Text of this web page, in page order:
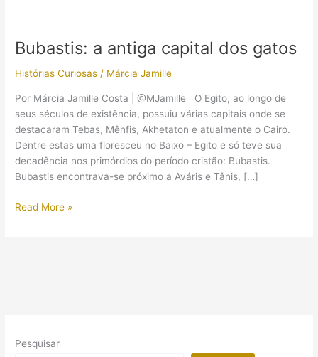
Bubastis: a antiga capital dos gatos
Histórias Curiosas / Márcia Jamille
Por Márcia Jamille Costa | @MJamille O Egito, ao longo de
seus séculos de existência, possuiu várias capitais onde se
destacaram Tebas, Mênfis, Akhetaton e atualmente o Cairo.
Dentre estas uma floresceu no Baixo – Egito e só teve sua
decadência nos primórdios do período cristão: Bubastis.
Bubastis encontrava-se próximo a Aváris e Tânis, […]
Bubastis:
Read More »
Pesquisar